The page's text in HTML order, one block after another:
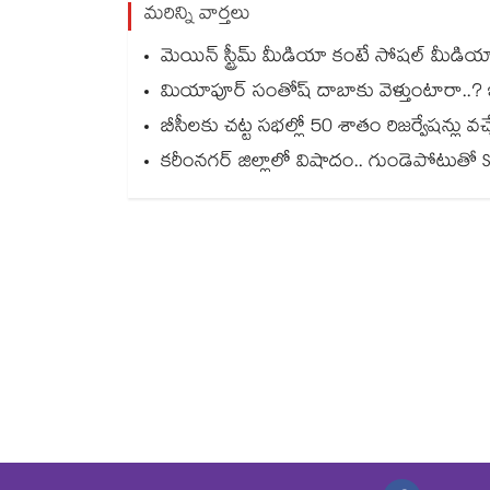
మరిన్ని వార్తలు
మెయిన్ స్ట్రీమ్ మీడియా కంటే సోషల్
మియాపూర్ సంతోష్ దాబాకు వెళ్తుంటారా..?
బీసీలకు చట్ట సభల్లో 50 శాతం
కరీంనగర్ జిల్లాలో విషాదం.. గుండెపోటుతో